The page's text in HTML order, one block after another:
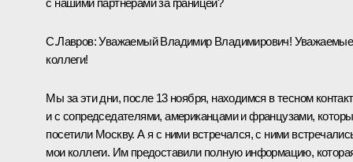
С.Лавров:Уважаемый Владимир Владимирович! Уважаемые
коллеги!
Мы за эти дни, после 13 ноября, находимся в тесном
и с сопредседателями, американцами и французами,
посетили Москву. А я с ними встречался, с ними
мои коллеги. Им предоставили полную информацию,